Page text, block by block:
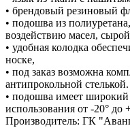
• брендовый резиновый
• подошва из
воздействию масел,
• удобная колодка
носке,
• под заказ возможна
антипрокольной стелькой.
• подошва имеет
использования от -20° до
Производитель: ГК